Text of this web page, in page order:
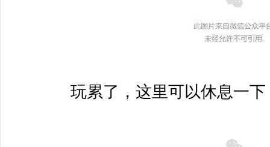
玩累了，这里可以休息一